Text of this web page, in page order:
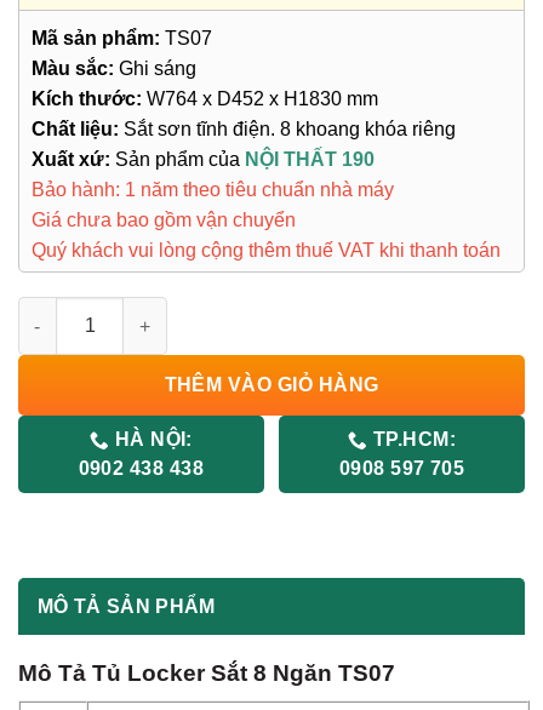
Mã sản phẩm: TS07
Màu sắc: Ghi sáng
Kích thước: W764 x D452 x H1830 mm
Chất liệu: Sắt sơn tĩnh điện. 8 khoang khóa riêng
Xuất xứ: Sản phẩm của NỘI THẤT 190
Bảo hành: 1 năm theo tiêu chuẩn nhà máy
Giá chưa bao gồm vận chuyển
Quý khách vui lòng cộng thêm thuế VAT khi thanh toán
THÊM VÀO GIỎ HÀNG
HÀ NỘI:
0902 438 438
TP.HCM:
0908 597 705
MÔ TẢ SẢN PHẨM
Mô Tả Tủ Locker Sắt 8 Ngăn TS07